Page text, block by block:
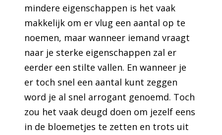
mindere eigenschappen is het vaak
makkelijk om er vlug een aantal op te
noemen, maar wanneer iemand vraagt
naar je sterke eigenschappen zal er
eerder een stilte vallen. En wanneer je
er toch snel een aantal kunt zeggen
word je al snel arrogant genoemd. Toch
zou het vaak deugd doen om jezelf eens
in de bloemetjes te zetten en trots uit